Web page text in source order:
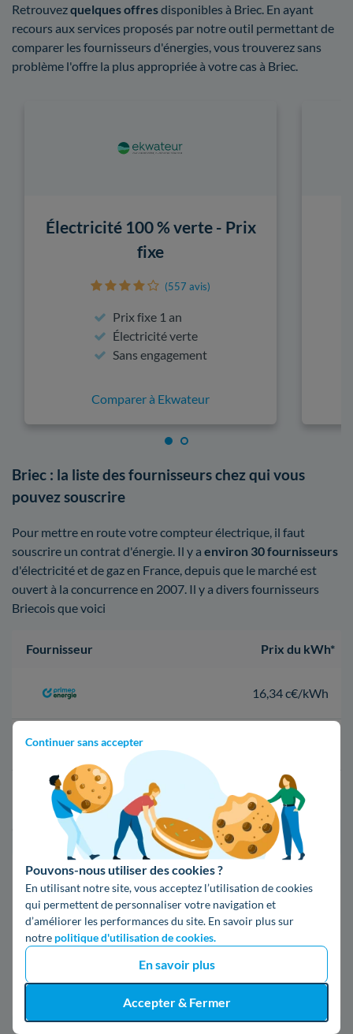
Continuer sans accepter
Pouvons-nous utiliser des cookies ?
En utilisant notre site, vous acceptez l’utilisation de cookies
qui permettent de personnaliser votre navigation et
d’améliorer les performances du site. En savoir plus sur
notre politique d'utilisation de cookies.
En savoir plus
Accepter & Fermer
Retrouvezquelques offresdisponibles à Briec. En ayant
recours aux services proposés par notre outil permettant de
comparer les fournisseurs d'énergies, vous trouverez sans
problème l'offre la plus appropriée à votre cas à Briec.
Électricité 100 % verte - Prix
fixe
(557 avis)
Prix fixe 1 an
Électricité verte
Sans engagement
Comparer à Ekwateur
Briec : la liste des fournisseurs chez qui vous
pouvez souscrire
Pour mettre en route votre compteur électrique, il faut
souscrire un contrat d'énergie. Il y a environ 30 fournisseurs
d'électricité et de gaz en France, depuis que le marché est
ouvert à la concurrence en 2007. Il y a divers fournisseurs
Briecois que voici
Fournisseur Prix du kWh*
16,34 c€/kWh
17,83 c€/kWh
*Prix TTC pour un forfait base d’une puissance de 6 kVA
Infos / souscriptions
(appel non surtaxé)
09 78 46 71 74
Comparer les offres